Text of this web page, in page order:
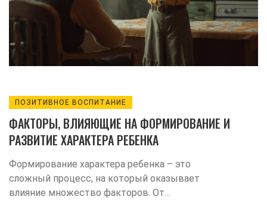
им найти подходящие решения для
сближения и понимания.
ПОЗИТИВНОЕ ВОСПИТАНИЕ
ФАКТОРЫ, ВЛИЯЮЩИЕ НА ФОРМИРОВАНИЕ И
РАЗВИТИЕ ХАРАКТЕРА РЕБЕНКА
Формирование характера ребенка – это
сложный процесс, на который оказывает
влияние множество факторов. От